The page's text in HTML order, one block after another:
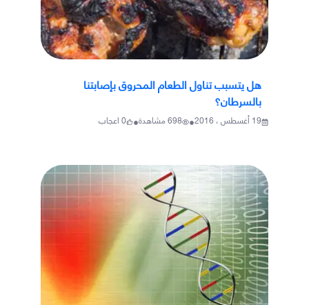
هل يتسبب تناول الطعام المحروق بإصابتنا
بالسرطان؟
19 أغسطس ، 2016 •
698مشاهدة•
0اعجاب